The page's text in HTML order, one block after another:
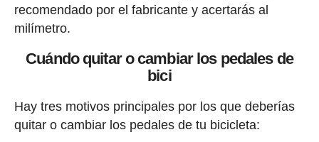
recomendado por el fabricante y acertarás al
milímetro.
Cuándo quitar o cambiar los pedales de
bici
Hay tres motivos principales por los que deberías
quitar o cambiar los pedales de tu bicicleta: